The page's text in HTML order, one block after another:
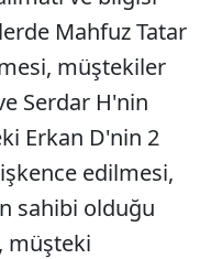
Mahfuz Tatar
müştekiler
Serdar H'nin
Erkan D'nin 2
edilmesi,
sahibi olduğu
müşteki